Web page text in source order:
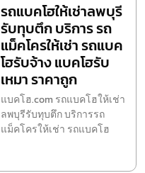
รถแบคโฮให้เช่าลพบุรี
รับทุบตึก บริการ รถ
แม็คโครให้เช่า รถแบค
โฮรับจ้าง แบคโฮรับ
เหมา ราคาถูก
แบคโฮ.com รถแบคโฮให้เช่า
ลพบุรีรับทุบตึก บริการรถ
แม็คโครให้เช่า รถแบคโฮ